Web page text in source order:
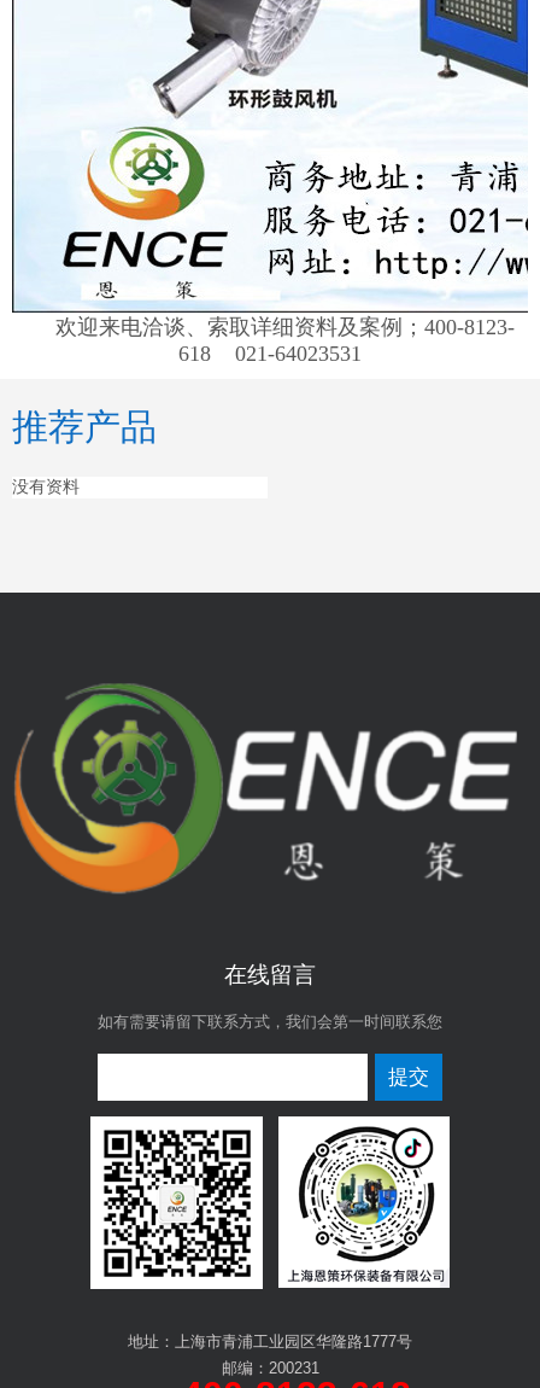
欢迎来电洽谈、索取详细资料及案例；400-8123-
618 021-64023531
推荐产品
没有资料
在线留言
如有需要请留下联系方式，我们会第一时间联系您
提交
地址：上海市青浦工业园区华隆路1777号
邮编：200231